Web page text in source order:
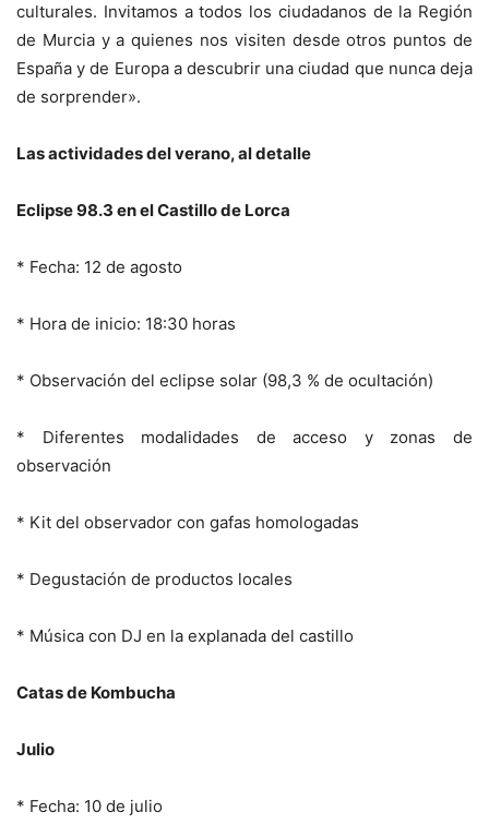
culturales. Invitamos a todos los ciudadanos de la Región
de Murcia y a quienes nos visiten desde otros puntos de
España y de Europa a descubrir una ciudad que nunca deja
de sorprender».
Las actividades del verano, al detalle
Eclipse 98.3 en el Castillo de Lorca
* Fecha: 12 de agosto
* Hora de inicio: 18:30 horas
* Observación del eclipse solar (98,3 % de ocultación)
* Diferentes modalidades de acceso y zonas de
observación
* Kit del observador con gafas homologadas
* Degustación de productos locales
* Música con DJ en la explanada del castillo
Catas de Kombucha
Julio
* Fecha: 10 de julio